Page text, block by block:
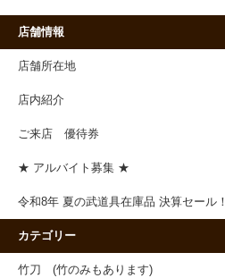
店舗情報
店舗所在地
店内紹介
ご来店 優待券
★ アルバイト募集 ★
令和8年 夏の武道具在庫品 決算セール！
カテゴリー
竹刀 (竹のみもあります)